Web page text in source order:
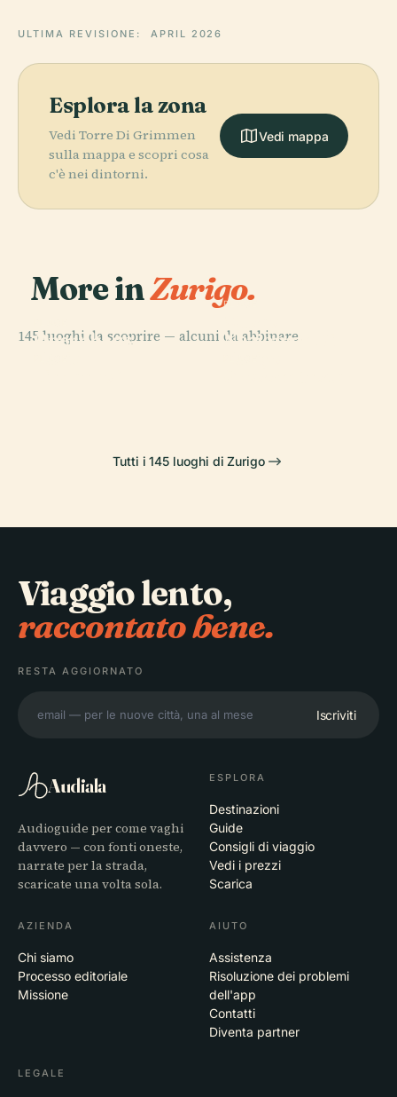
ULTIMA REVISIONE: APRIL 2026
Esplora la zona
Vedi Torre Di Grimmen
sulla mappa e scopri cosa
c'è nei dintorni.
Vedi mappa
More inZurigo.
145 luoghi da scoprire — alcuni da abbinare.
Opernhaus
PLACE
Nazionale Di
Tutti i 145 luoghi di Zurigo
Viaggio lento,
raccontato bene.
RESTA AGGIORNATO
Iscriviti
Audiala
Audioguide per come vaghi
davvero — con fonti oneste,
narrate per la strada,
scaricate una volta sola.
ESPLORA
Destinazioni
Guide
Consigli di viaggio
Vedi i prezzi
Scarica
AZIENDA
Chi siamo
Processo editoriale
Missione
AIUTO
Assistenza
Risoluzione dei problemi
dell'app
Contatti
Diventa partner
LEGALE